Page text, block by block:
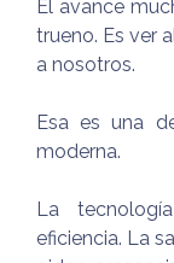
El avance
trueno. Es ver
a nosotros.
Esa es una
moderna.
La
eficiencia. La